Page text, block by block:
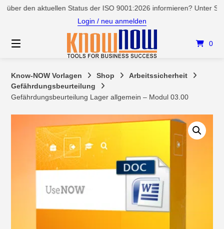
Springenaktuellen Status der ISO 9001:2026 informieren? Unter Service/
Login / neu anmelden
0
Know-NOW Vorlagen Shop
Arbeitssicherheit
Gefährdungsbeurteilung
Gefährdungsbeurteilung Lager allgemein – Modul 03.00